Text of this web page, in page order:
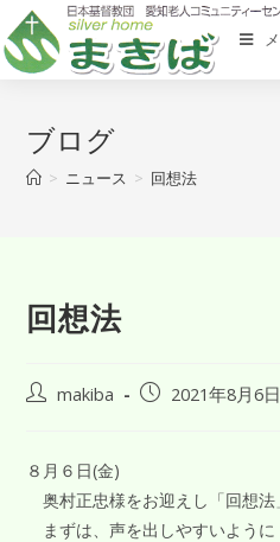
ブログ
> ニュース > 回想法
回想法
makiba 2021年8月6日
８月６日(金)
奥村正忠様をお迎えし「回想法
まずは、声を出しやすいよう